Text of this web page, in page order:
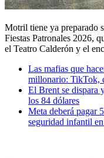
Motril tiene ya preparado
Fiestas Patronales 2026,
el Teatro Calderón y el
Las mafias que
millonario: TikTok,
El Brent se dispara
los 84 dólares
Meta deberá pagar
seguridad infantil